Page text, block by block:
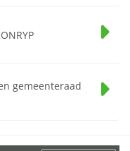
gemeenteraad